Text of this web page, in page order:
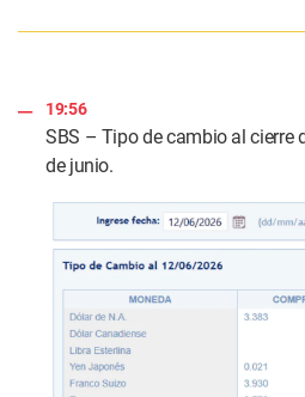
e
d
19:56
SBS – Tipo de cambio al cierre
de junio.